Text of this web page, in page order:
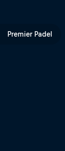
Premier Padel